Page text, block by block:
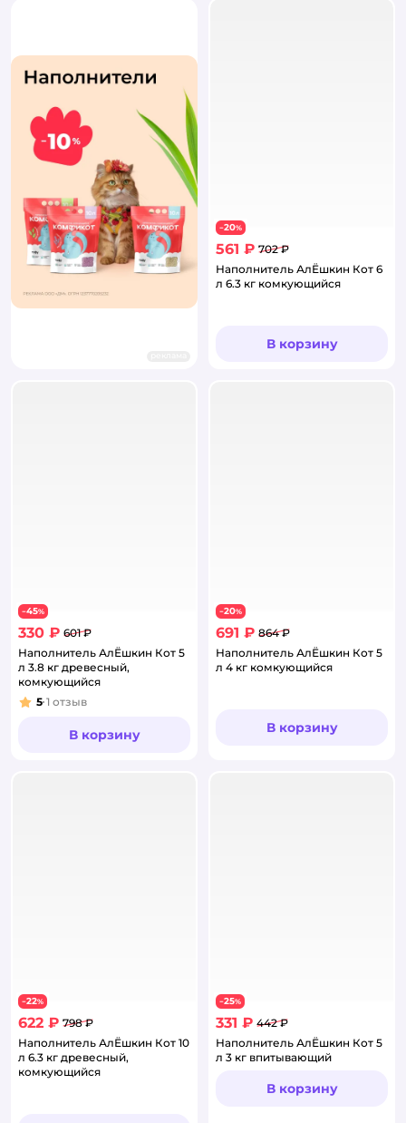
−20%
561 ₽ 702 ₽
Наполнитель АлЁшкин Кот 6
л 6.3 кг комкующийся
В корзину
−45%
330 ₽ 601 ₽
Наполнитель АлЁшкин Кот 5
л 3.8 кг древесный,
комкующийся
Рейтинг:
5 1 отзыв
В корзину
−20%
691 ₽ 864 ₽
Наполнитель АлЁшкин Кот 5
л 4 кг комкующийся
В корзину
−22%
622 ₽ 798 ₽
Наполнитель АлЁшкин Кот 10
л 6.3 кг древесный,
комкующийся
−25%
331 ₽ 442 ₽
Наполнитель АлЁшкин Кот 5
л 3 кг впитывающий
В корзину